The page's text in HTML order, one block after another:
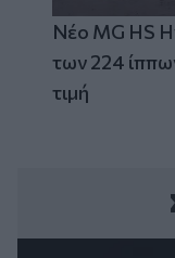
Νέο MG HS
των 224
τιμή